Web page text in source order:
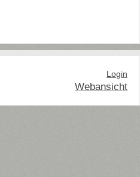
Login
Webansicht